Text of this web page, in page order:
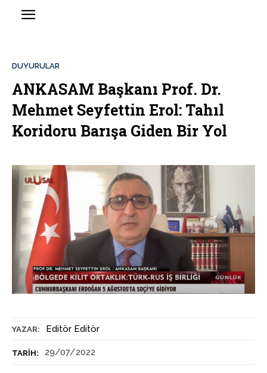
YAZAR: Editör Editör
TARIH: 29/07/2022
DUYURULAR
ANKASAM Başkanı Prof. Dr.
Mehmet Seyfettin Erol: Tahıl
Koridoru Barışa Giden Bir Yol